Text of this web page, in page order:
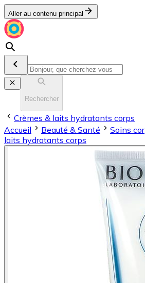
Aller au contenu principal
Rechercher
Crèmes & laits hydratants corps
Accueil
Beauté & Santé Soins
laits hydratants corps